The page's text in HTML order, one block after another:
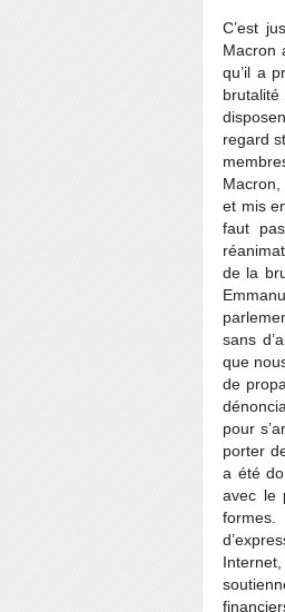
C’est
Macron
qu’il a
regard
et mis
faut
de la
sans
que
de
pour
porter
a été
avec le